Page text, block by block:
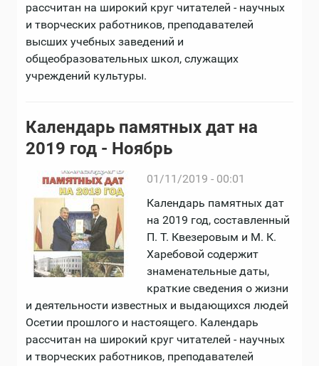
рассчитан на широкий круг читателей - научных
и творческих работников, преподавателей
высших учебных заведений и
общеобразовательных школ, служащих
учреждений культуры.
Календарь памятных дат на
2019 год - Ноябрь
01/11/2019 - 00:01
Календарь памятных дат
на 2019 год, составленный
П. Т. Квезеровым и М. К.
Харебовой содержит
знаменательные даты,
краткие сведения о жизни
и деятельности известных и выдающихся людей
Осетии прошлого и настоящего. Календарь
рассчитан на широкий круг читателей - научных
и творческих работников, преподавателей